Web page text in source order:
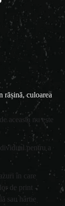
rășină, culoarea
aceasta nu este
pentru a
în care
de print -
sau hârtie